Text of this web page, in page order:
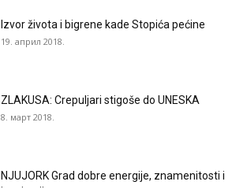
Izvor života i bigrene kade Stopića pećine
19. април 2018.
ZLAKUSA: Crepuljari stigoše do UNESKA
8. март 2018.
NJUJORK Grad dobre energije, znamenitosti i